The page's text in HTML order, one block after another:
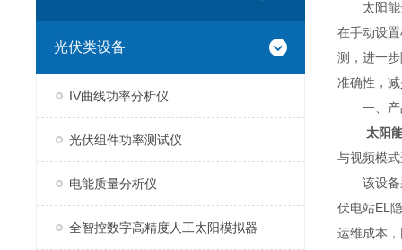
光伏类设备
IV曲线功率分析仪
光伏组件功率测试仪
电能质量分析仪
全智控数字高精度人工太阳模拟器
太阳能光
在手动设
测，进一
准确性，
一、产
太阳
与视频模
该设备采
伏电站EL
运维成本